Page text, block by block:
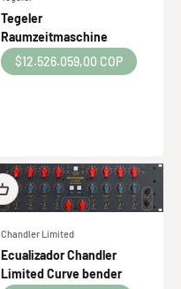
Tegeler
Raumzeitmaschine
Precio de oferta
$12.526.059,00 COP
Chandler Limited
Ecualizador Chandler
Limited Curve bender